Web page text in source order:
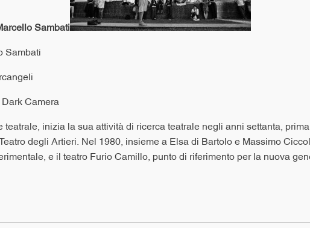
Sambati
Sambati
Camera
teatrale, inizia la sua attività di ricerca teatrale negli anni settanta,
degli Artieri. Nel 1980, insieme a Elsa di Bartolo e Massimo
e il teatro Furio Camillo, punto di riferimento per la nuova